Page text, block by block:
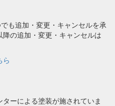
も追加・変更・キャンセルを承
の追加・変更・キャンセルは
ら
ーによる塗装が施されていま